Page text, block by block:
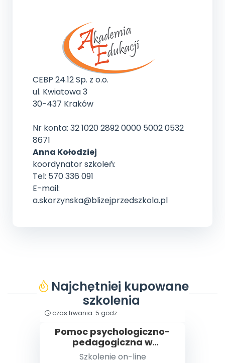
CEBP 24.12 Sp. z o.o.
ul. Kwiatowa 3
30-437 Kraków
Nr konta: 32 1020 2892 0000 5002 0532
8671
Anna Kołodziej
koordynator szkoleń:
Tel: 570 336 091
E-mail:
a.skorzynska@blizejprzedszkola.pl
Najchętniej kupowane
szkolenia
typ: szkolenie filmowe
czas trwania: 5 godz.
Pomoc psychologiczno-
pedagogiczna w
przedszkolu
Szkolenie on-line